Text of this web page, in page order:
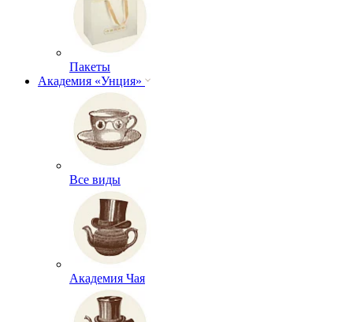
Пакеты
Академия «Унция»
Все виды
Академия Чая